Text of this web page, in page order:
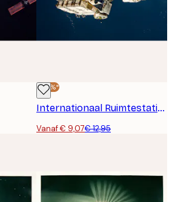
-30%*
Internationaal Ruimtestation Poster
Vanaf € 9,07€ 12,95